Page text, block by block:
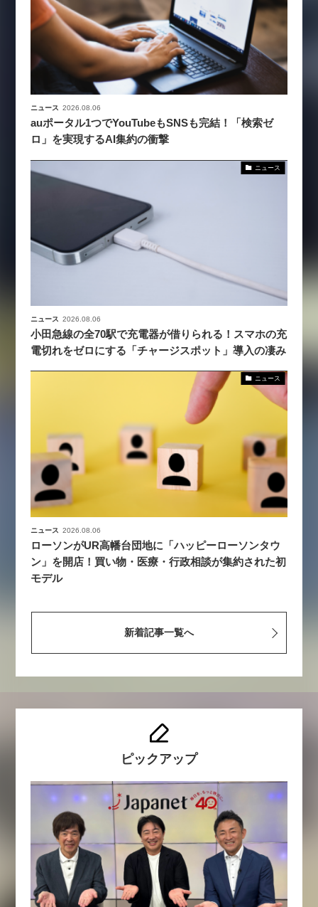
ニュース 2026.08.06
auポータル1つでYouTubeもSNSも完結！「検索ゼ
ロ」を実現するAI集約の衝撃
ニュース
ニュース 2026.08.06
小田急線の全70駅で充電器が借りられる！スマホの充
電切れをゼロにする「チャージスポット」導入の凄み
ニュース
ニュース 2026.08.06
ローソンがUR高幡台団地に「ハッピーローソンタウ
ン」を開店！買い物・医療・行政相談が集約された初
モデル
新着記事一覧へ
ピックアップ